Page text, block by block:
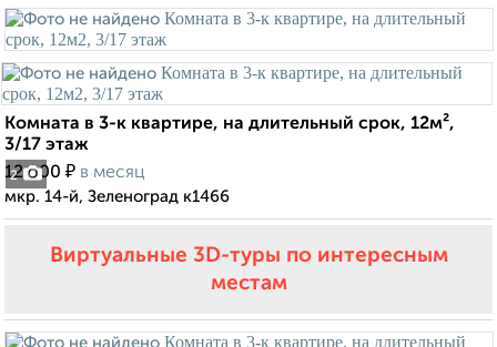
2
Комната в 3-к квартире, на длительный срок, 12м²,
3/17 этаж
12 000 ₽ в месяц
мкр. 14-й, Зеленоград к1466
Виртуальные 3D-туры по интересным
местам